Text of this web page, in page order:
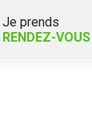
Je prends
RENDEZ-VOUS